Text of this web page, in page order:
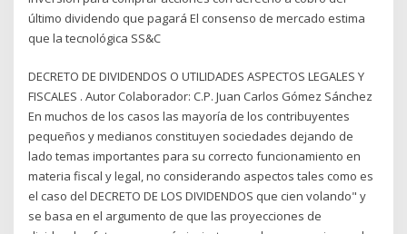
último dividendo que pagará El consenso de mercado estima
que la tecnológica SS&C
DECRETO DE DIVIDENDOS O UTILIDADES ASPECTOS LEGALES Y
FISCALES . Autor Colaborador: C.P. Juan Carlos Gómez Sánchez
En muchos de los casos las mayoría de los contribuyentes
pequeños y medianos constituyen sociedades dejando de
lado temas importantes para su correcto funcionamiento en
materia fiscal y legal, no considerando aspectos tales como es
el caso del DECRETO DE LOS DIVIDENDOS que cien volando" y
se basa en el argumento de que las proyecciones de